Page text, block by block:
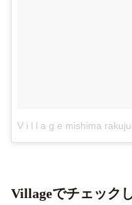
Villageでチェック